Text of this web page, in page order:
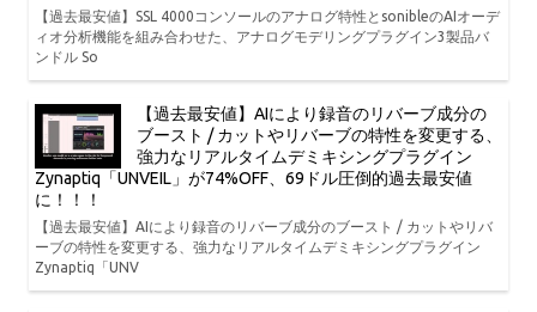
【過去最安値】SSL 4000コンソールのアナログ特性とsonibleのAIオーデ
ィオ分析機能を組み合わせた、アナログモデリングプラグイン3製品バ
ンドル So
【過去最安値】AIにより録音のリバーブ成分の
ブースト / カットやリバーブの特性を変更する、
強力なリアルタイムデミキシングプラグイン
Zynaptiq「UNVEIL」が74%OFF、69ドル圧倒的過去最安値
に！！！
【過去最安値】AIにより録音のリバーブ成分のブースト / カットやリバ
ーブの特性を変更する、強力なリアルタイムデミキシングプラグイン
Zynaptiq「UNV